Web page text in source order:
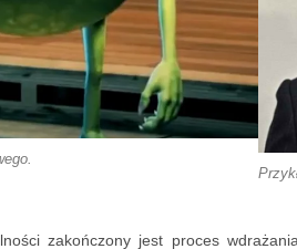
zakończony jest proces